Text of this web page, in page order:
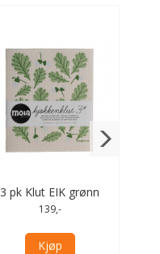
3 pk Klut EIK grønn
139,-
Kjøp